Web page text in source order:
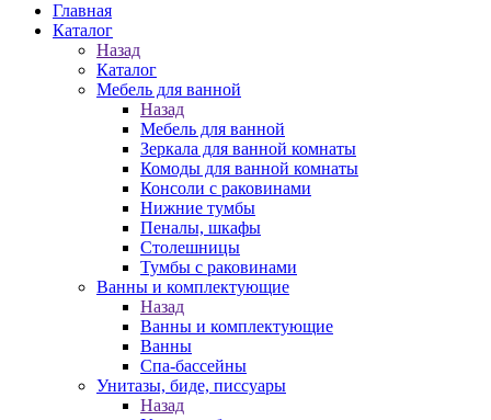
Главная
Каталог
Назад
Каталог
Мебель для ванной
Назад
Мебель для ванной
Зеркала для ванной комнаты
Комоды для ванной комнаты
Консоли с раковинами
Нижние тумбы
Пеналы, шкафы
Столешницы
Тумбы с раковинами
Ванны и комплектующие
Назад
Ванны и комплектующие
Ванны
Спа-бассейны
Унитазы, биде, писсуары
Назад